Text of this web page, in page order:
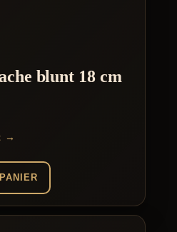
blunt 18 cm
→